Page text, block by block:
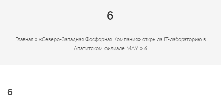
6
Главная » «Северо-Западная Фосфорная Компания» открыла IT-лабораторию в
Апатитском филиале МАУ » 6
6